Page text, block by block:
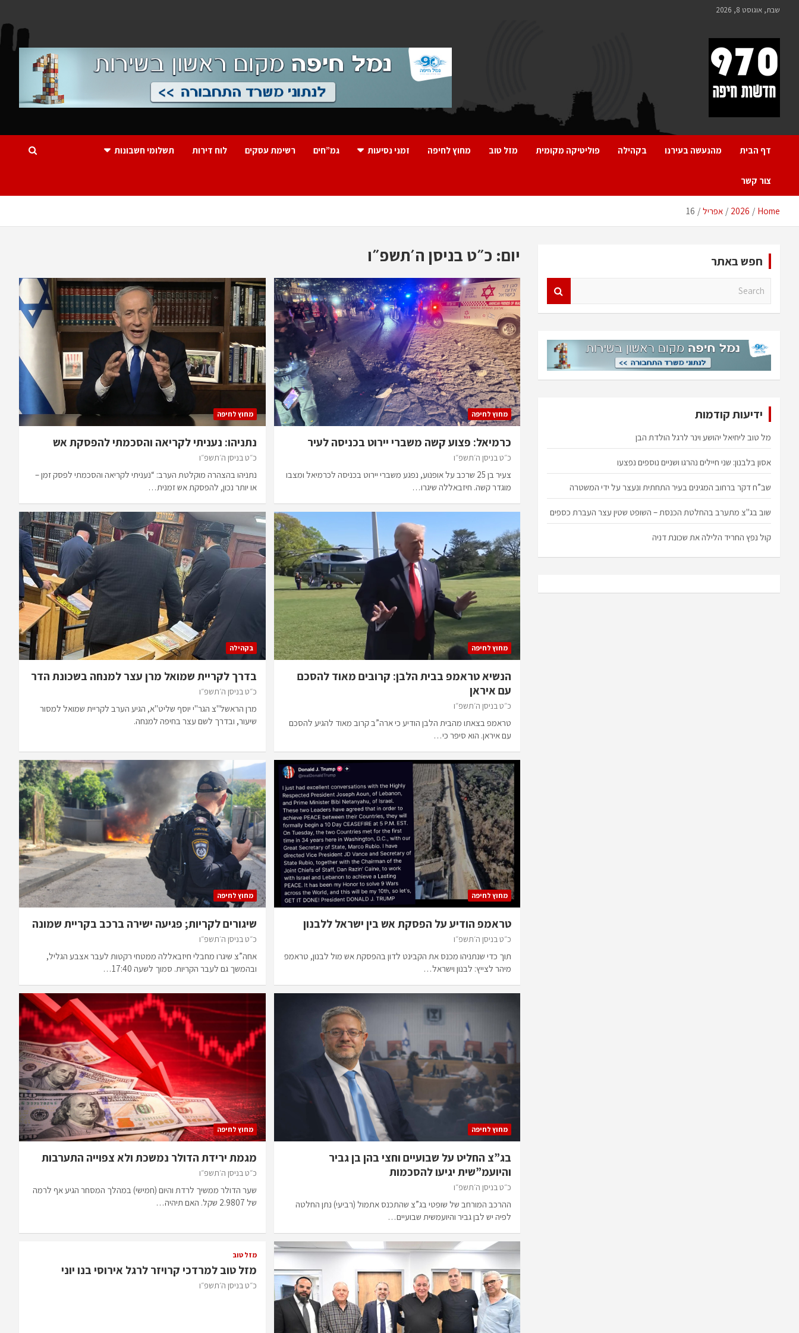
שבת, אוגוסט 8, 2026
970 חדשות חיפה
דף הבית מהנעשה בעירנו בקהילה פוליטיקה מקומית מזל טוב מחוץ לחיפה זמני נסיעות גמ”חים רשימת עסקים לוח דירות תשלומי חשבונות
צור קשר
Home
2026 אפריל 16
יום: כ״ט בניסן ה׳תשפ״ו
מחוץ לחיפה
כרמיאל: פצוע קשה משברי יירוט בכניסה לעיר
כ״ט בניסן ה׳תשפ״ו
צעיר בן 25 שרכב על אופנוע, נפגע משברי יירוט בכניסה לכרמיאל ומצבו
מוגדר קשה. חיזבאללה שיגרו…
מחוץ לחיפה
נתניהו: נעניתי לקריאה והסכמתי להפסקת אש
כ״ט בניסן ה׳תשפ״ו
נתניהו בהצהרה מוקלטת הערב: “נעניתי לקריאה והסכמתי לפסק זמן –
או יותר נכון, להפסקת אש זמנית…
מחוץ לחיפה
הנשיא טראמפ בבית הלבן: קרובים מאוד להסכם
עם איראן
כ״ט בניסן ה׳תשפ״ו
טראמפ בצאתו מהבית הלבן הודיע כי ארה”ב קרוב מאוד להגיע להסכם
עם איראן. הוא סיפר כי…
בקהילה
בדרך לקריית שמואל מרן עצר למנחה בשכונת הדר
כ״ט בניסן ה׳תשפ״ו
מרן הראשל"צ הגר"י יוסף שליט"א, הגיע הערב לקריית שמואל למסור
שיעור, ובדרך לשם עצר בחיפה למנחה.
מחוץ לחיפה
טראמפ הודיע על הפסקת אש בין ישראל ללבנון
כ״ט בניסן ה׳תשפ״ו
תוך כדי שנתניהו מכנס את הקבינט לדון בהפסקת אש מול לבנון, טראמפ
מיהר לצייץ: לבנון וישראל…
מחוץ לחיפה
שיגורים לקריות; פגיעה ישירה ברכב בקריית שמונה
כ״ט בניסן ה׳תשפ״ו
אחה”צ שיגרו מחבלי חיזבאללה ממטחי רקטות לעבר אצבע הגליל,
ובהמשך גם לעבר הקריות. סמוך לשעה 17:40…
מחוץ לחיפה
בג”צ החליט על שבועיים וחצי בהן בן גביר
והיועמ”שית יגיעו להסכמות
כ״ט בניסן ה׳תשפ״ו
ההרכב המורחב של שופטי בג”צ שהתכנס אתמול (רביעי) נתן החלטה
לפיה יש לבן גביר והיועמשית שבועיים…
מחוץ לחיפה
מגמת ירידת הדולר נמשכת ולא צפוייה התערבות
כ״ט בניסן ה׳תשפ״ו
שער הדולר ממשיך לרדת והיום (חמישי) במהלך המסחר הגיע אף לרמה
של 2.9807 שקל. האם תיהיה…
מזל טוב
מזל טוב למרדכי קרויזר לרגל אירוסי בנו יוני
כ״ט בניסן ה׳תשפ״ו
חפש באתר
h
ידיעות קודמות
מל טוב ליחיאל יהושע וינר לרגל הולדת הבן
אסון בלבנון: שני חיילים נהרגו ושניים נוספים נפצעו
שב”ח דקר ברחוב המגינים בעיר התחתית ונעצר על ידי המשטרה
שוב בג"צ מתערב בהחלטת הכנסת – השופט שטין עצר העברת כספים
קול נפץ החריד הלילה את שכונת דניה